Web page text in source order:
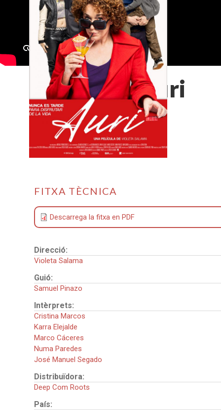
Auri
FITXA TÈCNICA
Descarrega la fitxa en PDF
Direcció:
Violeta Salama
Guió:
Samuel Pinazo
Intèrprets:
Cristina Marcos
Karra Elejalde
Marco Cáceres
Numa Paredes
José Manuel Segado
Distribuïdora:
Deep Com Roots
País: